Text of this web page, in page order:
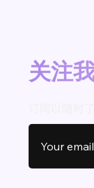
关注